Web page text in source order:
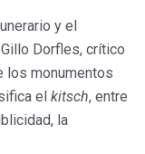
y el
Dorfles, crítico
los monumentos
el kitsch, entre
la